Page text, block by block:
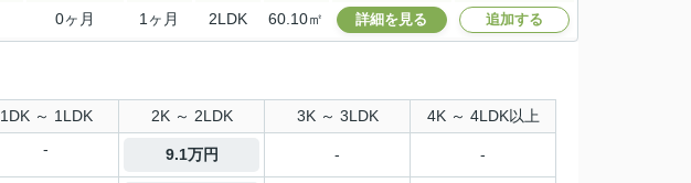
0ヶ月 1ヶ月 2LDK 60.10㎡ 詳細を見る 追加する
1DK ～ 1LDK 2K ～ 2LDK 3K ～ 3LDK 4K ～ 4LDK以上
- 9.1万円 - -